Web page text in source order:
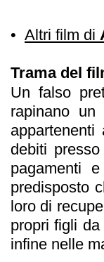
• Altri film di
Trama del
Un falso
rapinano
debiti
pagamenti
predisposto
loro di
propri figli
infine nelle